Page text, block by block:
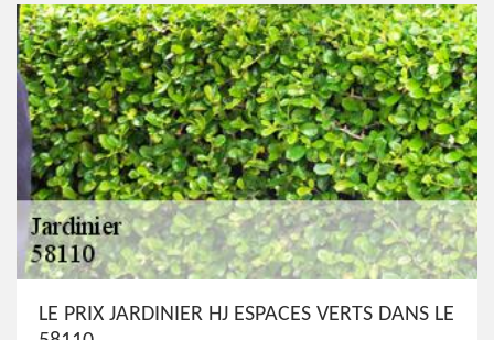
LE PRIX JARDINIER HJ ESPACES VERTS DANS LE